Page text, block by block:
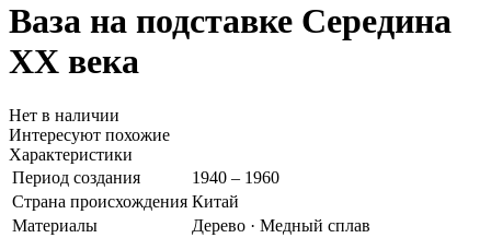
Ваза на подставке Середина
XX века
Нет в наличии
Интересуют похожие
Характеристики
Период создания
1940 – 1960
Страна происхождения Китай
Материалы
Дерево · Медный сплав